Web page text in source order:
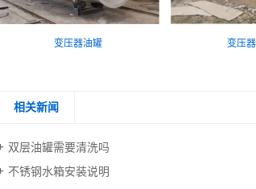
变压器油罐 变压
相关新闻
双层油罐需要清洗吗
不锈钢水箱安装说明